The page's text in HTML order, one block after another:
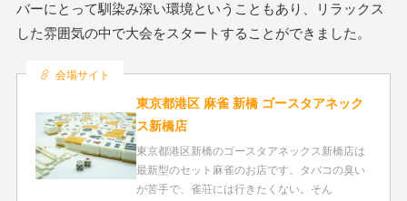
バーにとって馴染み深い環境ということもあり、リラックス
した雰囲気の中で大会をスタートすることができました。
会場サイト
東京都港区 麻雀 新橋 ゴースタアネック
ス新橋店
東京都港区新橋のゴースタアネックス新橋店は
最新型のセット麻雀のお店です。タバコの臭い
が苦手で、雀荘には行きたくない。そん